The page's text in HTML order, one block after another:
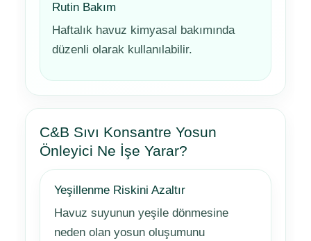
Rutin Bakım
Haftalık havuz kimyasal bakımında
düzenli olarak kullanılabilir.
C&B Sıvı Konsantre Yosun
Önleyici Ne İşe Yarar?
Yeşillenme Riskini Azaltır
Havuz suyunun yeşile dönmesine
neden olan yosun oluşumunu